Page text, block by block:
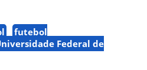
futebol
Federal de